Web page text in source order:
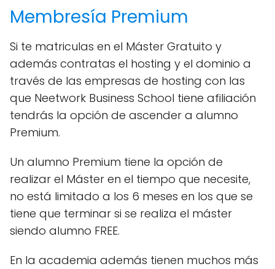
Membresía Premium
Si te matriculas en el Máster Gratuito y
además contratas el hosting y el dominio a
través de las empresas de hosting con las
que Neetwork Business School tiene afiliación
tendrás la opción de ascender a alumno
Premium.
Un alumno Premium tiene la opción de
realizar el Máster en el tiempo que necesite,
no está limitado a los 6 meses en los que se
tiene que terminar si se realiza el máster
siendo alumno FREE.
En la academia además tienen muchos más